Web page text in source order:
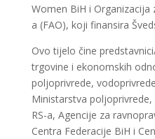
Women BiH i
a (FAO), koji finansira
Ovo tijelo čine
trgovine i ekonomskih
poljoprivrede,
Ministarstva
RS-a, Agencije za
Centra Federacije BiH i